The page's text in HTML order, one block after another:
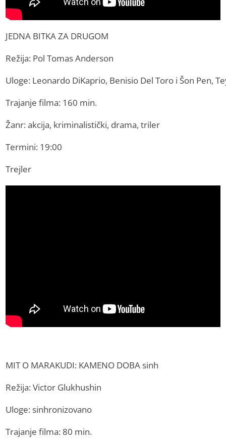
JEDNA BITKA ZA DRUGOM
Režija: Pol Tomas Anderson
Uloge: Leonardo DiKaprio, Benisio Del Toro i Šon Pen,
Trajanje filma: 160 min.
Žanr: akcija, kriminalistički, drama, triler
Termini: 19:00
Trejler
MIT O MARAKUDI: KAMENO DOBA sinh
Režija: Victor Glukhushin
Uloge: sinhronizovano
Trajanje filma: 80 min.